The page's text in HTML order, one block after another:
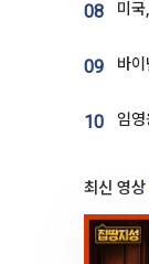
08
09
10
최신 영상